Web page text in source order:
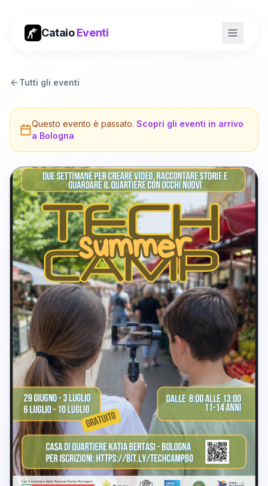
CataioEventi
Tutti gli eventi
Questo evento è passato. Scopri gli eventi in arrivo
a Bologna